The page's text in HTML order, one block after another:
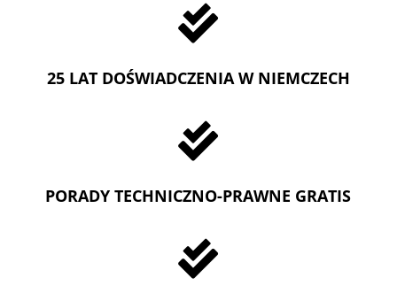

25 LAT DOŚWIADCZENIA W NIEMCZECH

PORADY TECHNICZNO-PRAWNE GRATIS
